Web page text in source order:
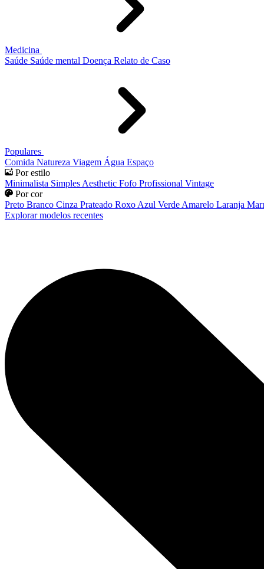
Medicina
Saúde Saúde mental Doença Relato de Caso
Populares
Comida Natureza Viagem Água Espaço
Por estilo
Minimalista Simples Aesthetic Fofo Profissional Vintage
Por cor
Preto Branco Cinza Prateado Roxo Azul Verde Amarelo Laranja
Explorar modelos recentes